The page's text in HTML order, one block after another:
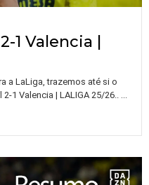
1 Valencia |
a LaLiga, trazemos até si o
1 Valencia | LALIGA 25/26.. …